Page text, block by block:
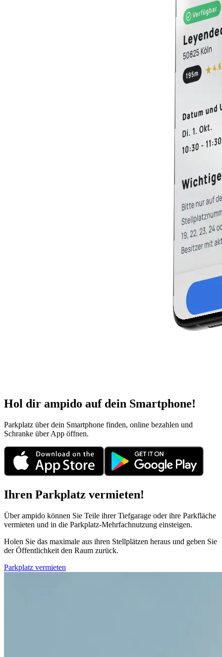
Hol dir ampido auf dein Smartphone!
Parkplatz über dein Smartphone finden, online bezahlen und
Schranke über App öffnen.
Ihren Parkplatz vermieten!
Über ampido können Sie Teile ihrer Tiefgarage oder ihre Parkfläche
vermieten und in die Parkplatz-Mehrfachnutzung einsteigen.
Holen Sie das maximale aus ihren Stellplätzen heraus und geben Sie
der Öffentlichkeit den Raum zurück.
Parkplatz vermieten